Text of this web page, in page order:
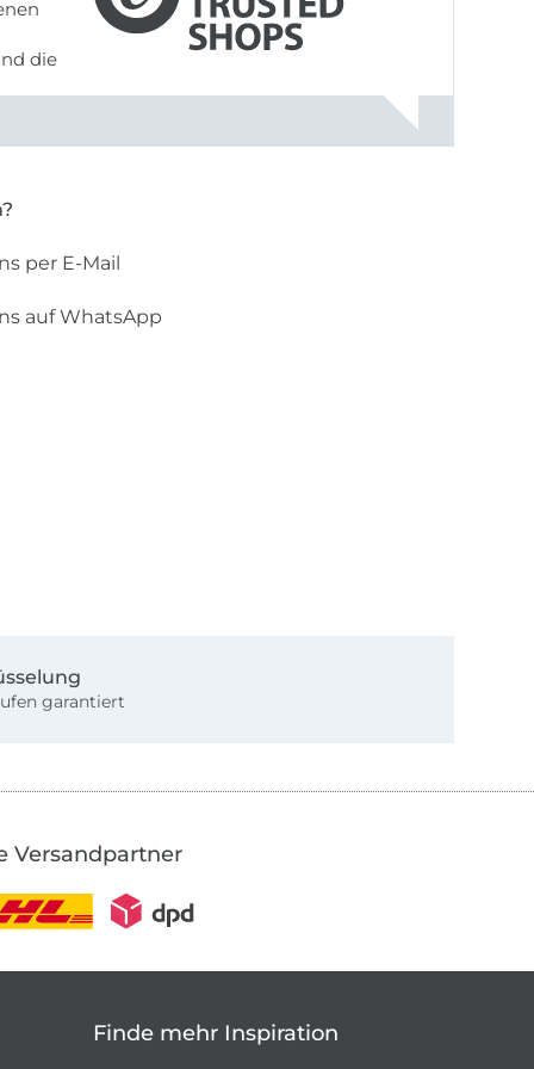
die
per E-Mail
auf WhatsApp
garantiert
Versandpartner
Finde mehr Inspiration